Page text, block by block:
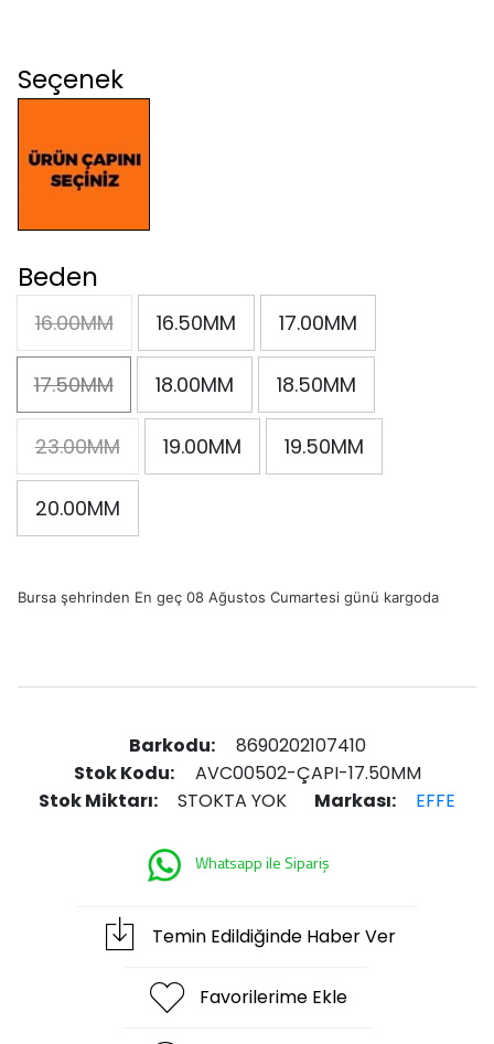
Seçenek
Beden
16.00MM 16.50MM 17.00MM
17.50MM 18.00MM 18.50MM
23.00MM 19.00MM 19.50MM
20.00MM
Bursa şehrinden En geç 08 Ağustos Cumartesi günü kargoda
Barkodu:
8690202107410
Stok Kodu:
AVC00502-ÇAPI-17.50MM
Stok Miktarı:
STOKTA YOK Markası: EFFE
Whatsapp ile Sipariş
Temin Edildiğinde Haber Ver
Favorilerime Ekle